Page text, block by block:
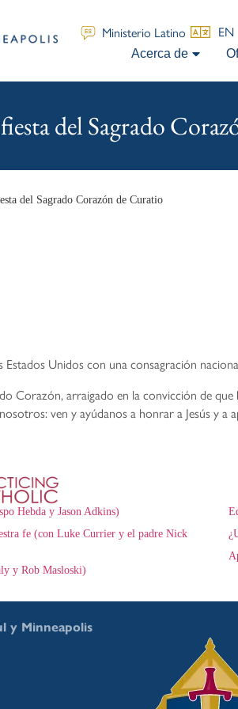
Ministerio Latino EN
Acerca de
del Sagrado
del Sagrado Corazón de Curatio
Unidos con una consagración
Corazón, arraigado en la convicción de
ven y ayúdanos a honrar a Jesús y a
Hebda y Jason Adkins)
fe (con Luke Currier y el padre Nick
y Rob Masloski)
y Minneapolis